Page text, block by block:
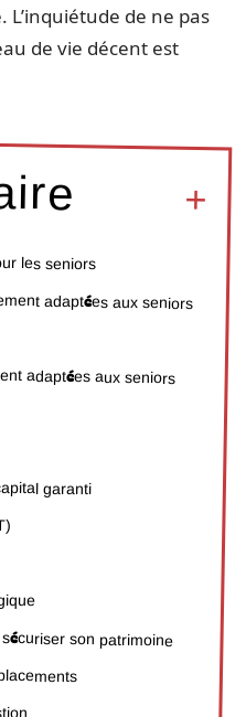
L’inquiétude de ne pas
de vie décent est
les seniors
adaptées aux seniors
adaptées aux seniors
garanti
son patrimoine